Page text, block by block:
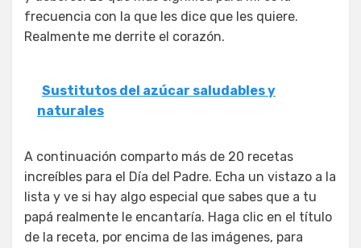
frecuencia con la que les dice que les quiere.
Realmente me derrite el corazón.
Sustitutos del azúcar saludables y
naturales
A continuación comparto más de 20 recetas
increíbles para el Día del Padre. Echa un vistazo a la
lista y ve si hay algo especial que sabes que a tu
papá realmente le encantaría. Haga clic en el título
de la receta, por encima de las imágenes, para